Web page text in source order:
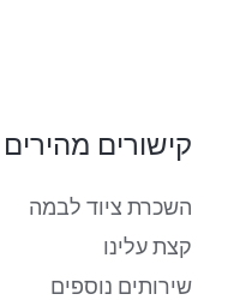
קישורים מהירים
השכרת ציוד לבמה
קצת עלינו
שירותים נוספים